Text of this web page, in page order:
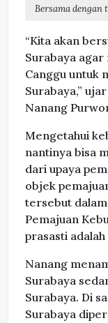
Bersama dengan
“Kita akan
Surabaya agar
Canggu untuk
Surabaya,”
Nanang
Mengetahui
nantinya bisa
dari upaya
objek
tersebut
Pemajuan
prasasti
Nanang
Surabaya
Surabaya. Di
Surabaya